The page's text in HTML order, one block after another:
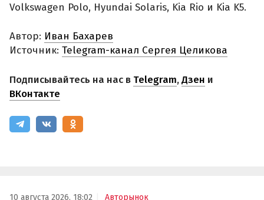
Volkswagen Polo, Hyundai Solaris, Kia Rio и Kia K5.
Автор: Иван Бахарев
Источник: Telegram-канал Сергея Целикова
Подписывайтесь на нас в Telegram,Дзен и
ВКонтакте
10 августа 2026, 18:02 Авторынок